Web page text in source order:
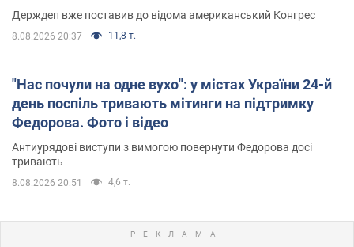
Держдеп вже поставив до відома американський Конгрес
8.08.2026 20:37 11,8 т.
"Нас почули на одне вухо": у містах України 24-й
день поспіль тривають мітинги на підтримку
Федорова. Фото і відео
Антиурядові виступи з вимогою повернути Федорова досі
тривають
8.08.2026 20:51 4,6 т.